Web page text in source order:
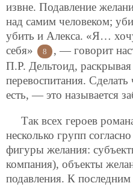
извне. Подавление
над самим человеком;
убить и Алекса. «Я…
себя»
8
, — говорит
П.Р. Дельтоид,
перевоспитания.
есть, — это называется
Так всех героев
несколько групп
фигуры желания:
компания), объекты
подавления. К